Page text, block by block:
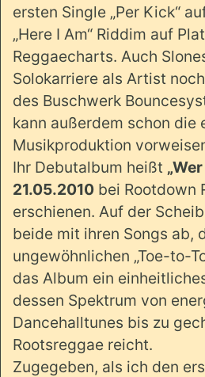
ersten Single „Per Kick“
„Here I Am“ Riddim auf
Reggaecharts. Auch
Solokarriere als Artist
des Buschwerk
kann außerdem schon die
Musikproduktion
Ihr Debutalbum heißt
21.05.2010 bei Rootdown
erschienen. Auf der
beide mit ihren Songs ab,
ungewöhnlichen „Toe-to-
das Album ein
dessen Spektrum von
Dancehalltunes bis zu
Rootsreggae reicht.
Zugegeben, als ich den